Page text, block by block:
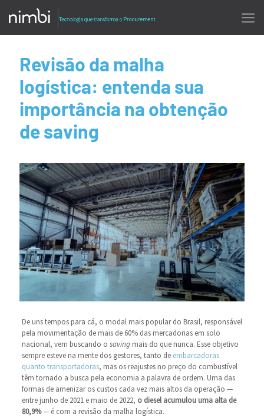
Revisão da malha
logística: entenda sua
importância na obtenção
de saving
De uns tempos para cá, o modal mais popular do Brasil, responsável
pela movimentação de mais de 60% das mercadorias em solo
nacional, vem buscando o saving mais do que nunca. Esse objetivo
sempre esteve na mente dos gestores, tanto de embarcadoras
quanto transportadoras, mas os reajustes no preço do combustível
têm tornado a busca pela economia a palavra de ordem. Uma das
formas de amenizar os custos cada vez mais altos da operação ―
entre junho de 2021 e maio de 2022, o diesel acumulou uma alta de
80,9%― é com a revisão da malha logística.